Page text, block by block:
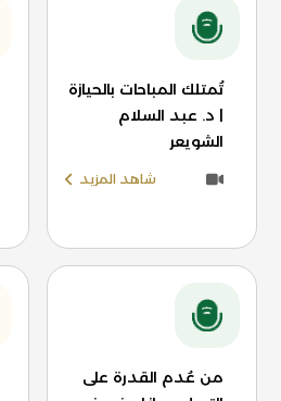
تُمتلك المباحات بالحيازة
| د. عبد السلام
الشويعر
شاهد المزيد
من عُدم القدرة على